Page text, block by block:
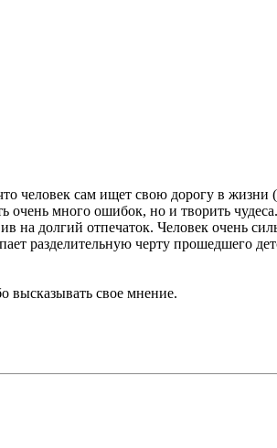
человек сам ищет свою дорогу в
много ошибок, но и творить
на долгий отпечаток. Человек очень
разделительную черту прошедшего
высказывать свое мнение.